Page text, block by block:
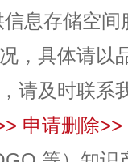
息存储空
，具体请以
请及时联系
申请删除>>